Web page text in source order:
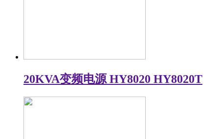
20KVA变频电源 HY8020 HY8020T